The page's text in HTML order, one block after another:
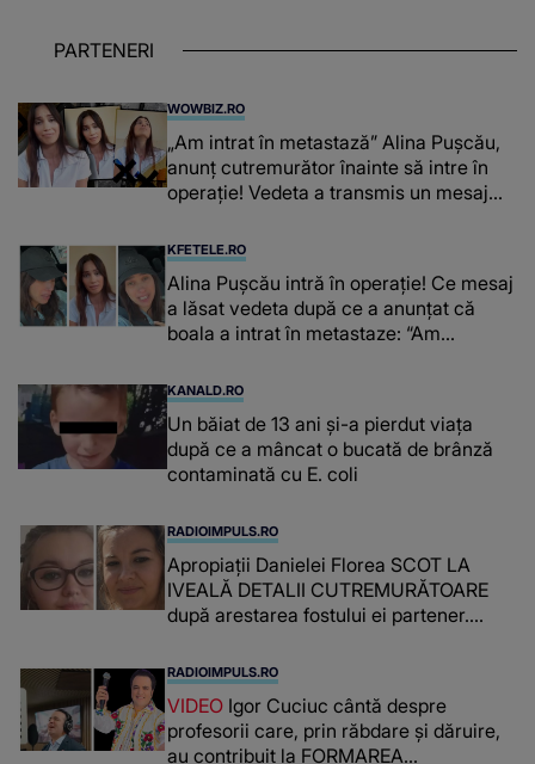
PARTENERI
WOWBIZ.RO
„Am intrat în metastază” Alina Pușcău,
anunț cutremurător înainte să intre în
operație! Vedeta a transmis un mesaj
KFETELE.RO
Alina Pușcău intră în operație! Ce mesaj
a lăsat vedeta după ce a anunțat că
boala a intrat în metastaze: “Am
KANALD.RO
Un băiat de 13 ani și-a pierdut viața
după ce a mâncat o bucată de brânză
contaminată cu E. coli
RADIOIMPULS.RO
Apropiații Danielei Florea SCOT LA
IVEALĂ DETALII CUTREMURĂTOARE
după arestarea fostului ei partener.
românca ucisă în Italia și ascunsă în
lada unui pat: " Îmi pare rău că nu am
reușit să fac mai mult pentru ea și..."
RADIOIMPULS.RO
VIDEO Igor Cuciuc cântă despre
profesorii care, prin răbdare și dăruire,
au contribuit la FORMAREA